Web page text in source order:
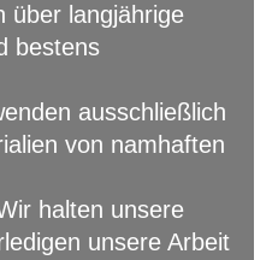
über langjährige
bestens
ausschließlich
von namhaften
halten unsere
unsere Arbeit